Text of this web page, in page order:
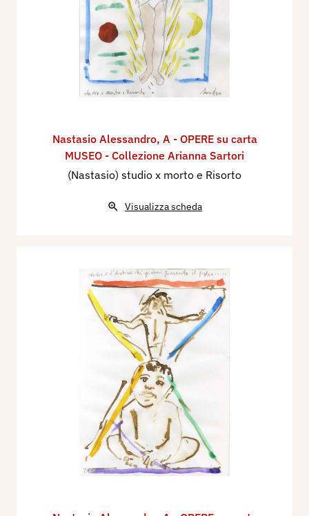
Nastasio Alessandro, A - OPERE su carta
MUSEO - Collezione Arianna Sartori
(Nastasio) studio x morto e Risorto
Visualizza scheda